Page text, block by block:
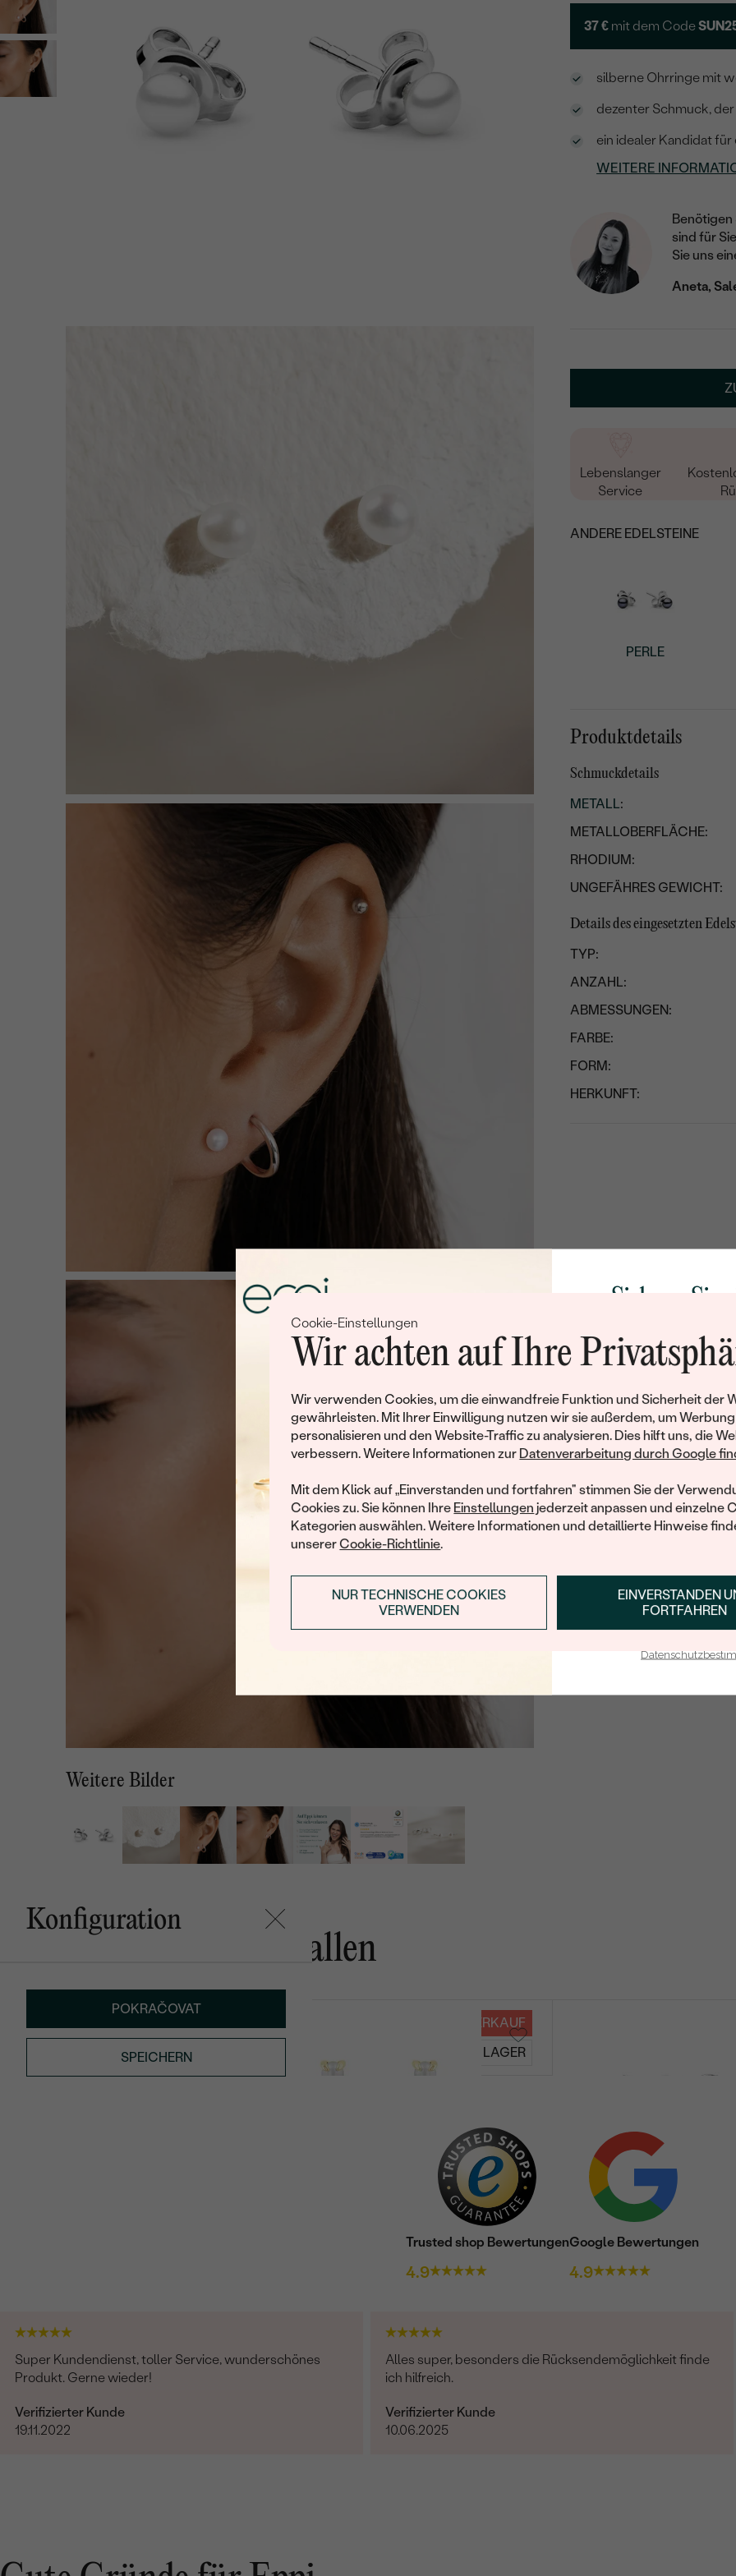
Cookie-Einstellungen
Wir achten auf Ihre
Wir verwenden Cookies, um die einwandfreie Funktion und Sicherheit der
gewährleisten. Mit Ihrer Einwilligung nutzen wir sie außerdem, um Werbung
personalisieren und den Website-Traffic zu analysieren. Dies hilft uns, die
verbessern. Weitere Informationen zur Datenverarbeitung durch Google
Mit dem Klick auf „Einverstanden und fortfahren" stimmen Sie der
Cookies zu. Sie können Ihre Einstellungen jederzeit anpassen und einzelne
Kategorien auswählen. Weitere Informationen und detaillierte Hinweise
unsererCookie-Richtlinie.
EINVERSTANDEN
FORTFAHREN
NUR TECHNISCHE COOKIES
VERWENDEN
Weitere Bilder
37 € mit dem Code
silberne Ohrringe mit
dezenter Schmuck,
ein idealer Kandidat
WEITERE
Benötigen
sind für
Sie uns
Aneta,
Lebenslanger
Service
ANDERE EDELSTEINE
PERLE
Produktdetails
Schmuckdetails
METALL:
METALLOBERFLÄCHE:
RHODIUM:
UNGEFÄHRES GEWICHT:
Details des eingesetzten
TYP:
ANZAHL:
ABMESSUNGEN:
FARBE:
FORM:
HERKUNFT:
Konfiguration
POKRAČOVAT
SPEICHERN
Das könnte Ihnen gefallen
Dorian
AUF LAGER € 299 € 277
VERKAUF
AUF LAGER
Trusted shop Bewertungen
4.9
Google Bewertungen
4.9
Super Kundendienst, toller Service, wunderschönes
Produkt. Gerne wieder!
Verifizierter Kunde
19.11.2022
Alles super, besonders die Rücksendemöglichkeit finde
ich hilfreich.
Verifizierter Kunde
10.06.2025
Sichern Sie
Rabatt auf
Werden Sie Teil
und entdecken Sie die
gefertigten Schmucks
Ihren ersten
ANMELDEN &
E-Mail-Adresse je bei uns in